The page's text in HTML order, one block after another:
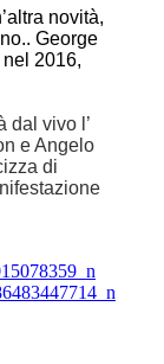
novità,
George
2016,
dal vivo l’
e Angelo
di